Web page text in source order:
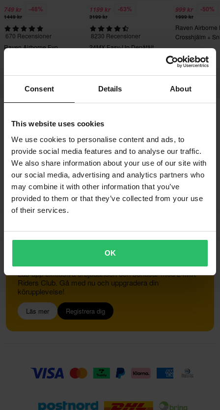
Consent Details About
This website uses cookies
We use cookies to personalise content and ads, to
provide social media features and to analyse our traffic.
We also share information about your use of our site with
our social media, advertising and analytics partners who
may combine it with other information that you’ve
provided to them or that they’ve collected from your use
of their services.
OK
749 kr -48%
1449 kr
670 Recensioner
Raven Airborne Evo
1199 kr -63%
3199 kr
8230 Recensioner
24MX Easy-Up Depåtält
999 kr -50%
1999 kr
Raven Airborne
Crosshjälm +
Frakt & Leverans
Integritetspolicy
Returer
Ångerrätt
Orderstatus
Reklamationer & Klagomål
Information om återvinning
Om 24mx.se
Lediga jobb
Försäkran om överensstämmelse
Gå med i 24MX Riders Club
Lås upp exklusiva erbjudanden och bonusar med 24MX
Riders Club. Gå med nu och uppgradera din
körupplevelse!
Läs mer Registrera dig